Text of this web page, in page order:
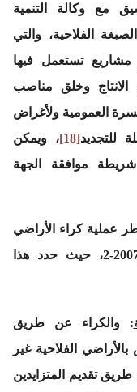
مع وكالة التنمية
الفلاحية، والتي
تستعمل فيها
الانتاج وخلق مناصب
العمومية ولأغراض
[18]
، ويمكن
موافقة الجهة
عملية كراء الأراضي
الفلاحية هو منشور الوزير الأول رقم2007-2، حيث حدد هذا
: والكراء عن طريق
الفلاحية غير
طريق تقديم المتزايدين